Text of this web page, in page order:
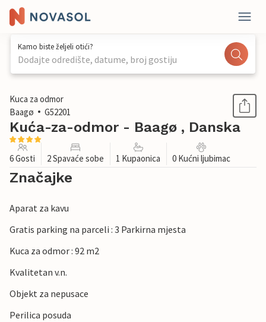
Kamo biste željeli otići?
Dodajte odredište, datume, broj gostiju
1 / 19
Kuca za odmor
Baagø
G52201
Kuća-za-odmor - Baagø , Danska
6 Gosti 2 Spavaće sobe 1 Kupaonica 0 Kućni ljubimac
Značajke
Aparat za kavu
Gratis parking na parceli : 3 Parkirna mjesta
Kuca za odmor : 92 m2
Kvalitetan v.n.
Objekt za nepusace
Perilica posuda